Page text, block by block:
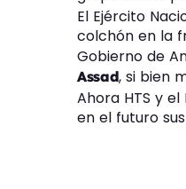
El Ejército
colchón en la
Gobierno de
Assad, si bien
Ahora HTS y
en el futuro